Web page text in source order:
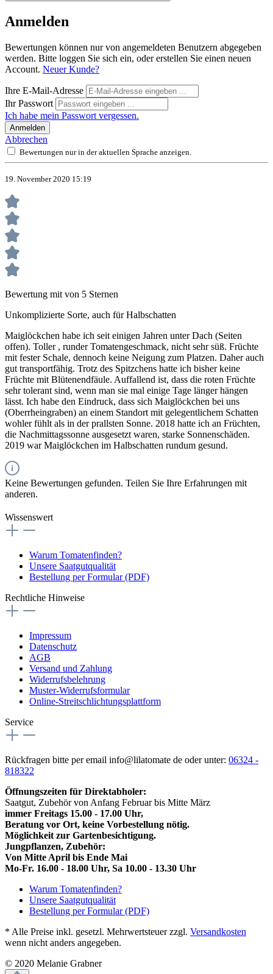
Anmelden
Bewertungen können nur von angemeldeten Benutzern abgegeben
werden. Bitte loggen Sie sich ein, oder erstellen Sie einen neuen
Account. Neuer Kunde?
Ihre E-Mail-Adresse
Ihr Passwort
Ich habe mein Passwort vergessen.
Anmelden
Abbrechen
Bewertungen nur in der aktuellen Sprache anzeigen.
19. November 2020 15:19
Bewertung mit von 5 Sternen
Unkomplizierte Sorte, auch für Halbschatten
Maiglöckchen habe ich seit einigen Jahren unter Dach (Seiten
offen). Toller , runder Tomatengeschmack, nicht sehr süß. Früchte
mit fester Schale, dennoch keine Neigung zum Platzen. Daher auch
gut transportfähig. Trotz des Spitzchens hatte ich bisher keine
Früchte mit Blütenendfäule. Auffallend ist, dass die roten Früchte
sehr tolerant sind, wenn man sie mal einige Tage länger hängen
lässt. Ich habe den Eindruck, dass sich Maiglöckchen bei uns
(Oberrheingraben) an einem Standort mit gelegentlichem Schatten
wohler fühlt als in der prallsten Sonne. 2018 hatte ich an Früchten,
die Nachmittagssonne ausgesetzt waren, starke Sonnenschäden.
2019 war Maiglöckchen im Halbschatten rundum gesund.
Keine Bewertungen gefunden. Teilen Sie Ihre Erfahrungen mit
anderen.
Wissenswert
Warum Tomatenfinden?
Unsere Saatgutqualität
Bestellung per Formular (PDF)
Rechtliche Hinweise
Impressum
Datenschutz
AGB
Versand und Zahlung
Widerrufsbelehrung
Muster-Widerrufsformular
Online-Streitschlichtungsplattform
Service
Rückfragen bitte per email info@lilatomate de oder unter: 06324 -
818322
Öffnungszeiten für Direktabholer:
Saatgut, Zubehör von Anfang Februar bis Mitte März
immer Freitags 15.00 - 17.00 Uhr,
Beratung vor Ort, keine Vorbestellung nötig.
Möglichkeit zur Gartenbesichtigung.
Jungpflanzen, Zubehör:
Von Mitte April bis Ende Mai
Mo-Fr. 16.00 - 18.00 Uhr, Sa 10.00 - 13.30 Uhr
Warum Tomatenfinden?
Unsere Saatgutqualität
Bestellung per Formular (PDF)
* Alle Preise inkl. gesetzl. Mehrwertsteuer zzgl. Versandkosten
wenn nicht anders angegeben.
© 2020 Melanie Grabner